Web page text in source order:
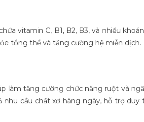
vitamin C, B1, B2, B3, và nhiều
tổng thể và tăng cường hệ miễn dịch.
làm tăng cường chức năng ruột và
cầu chất xơ hàng ngày, hỗ trợ duy